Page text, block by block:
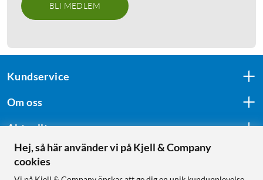
BLI MEDLEM
Kundservice
Om oss
Aktuellt
Följ oss
Hej, så här använder vi på Kjell & Company
cookies